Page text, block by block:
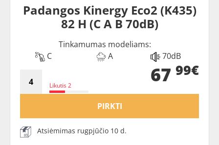
Padangos Kinergy Eco2 (K435)
82 H (C A B 70dB)
Tinkamumas modeliams:
C
A 70dB
Likutis 2 67 99€
PIRKTI
Atsiėmimas rugpjūčio 10 d.